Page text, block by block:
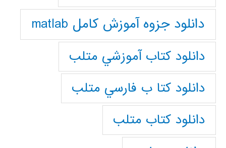
دانلود جزوه آموزش کامل matlab
دانلود كتاب آموزشي متلب
دانلود كتا ب فارسي متلب
دانلود كتاب متلب